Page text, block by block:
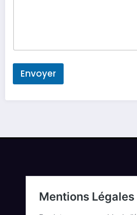
Envoyer